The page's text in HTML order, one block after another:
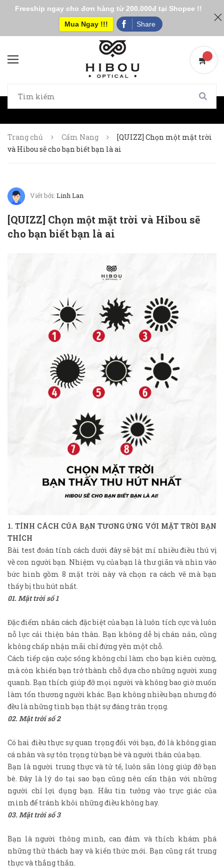
Trang chủ Cẩm Nang
[QUIZZ] Chọn một mặt trời
và Hibou sẽ cho bạn biết bạn là ai
Viết bởi: Linh Lan
[QUIZZ] Chọn một mặt trời và Hibou sẽ
cho bạn biết bạn là ai
1. TÍNH CÁCH CỦA BẠN TƯƠNG ỨNG VỚI MẶT TRỜI BẠN
THÍCH
Bài test đoán tính cách dưới đây sẽ bật mí nhiều điều thú vị
về con người bạn. Nhiệm vụ của bạn là thư giãn và nhìn vào
bức hình gồm 8 mặt trời này và chọn ra cách vẽ mà bạn
thấy bị thu hút nhất.
01. Mặt trời số 1
Đặc điểm nhân cách đặc biệt của bạn là luôn tích cực và luôn
nỗ lực cải thiện bản thân. Bạn không dễ bị chán nản, cũng
không chấp nhận mãi chỉ đứng yên một chỗ.
Cách tiếp cận cuộc sống không chỉ làm cho bạn kiên cường,
mà còn khiến bạn trở thành chỗ dựa cho những người xung
quanh. Bạn thích giúp đỡ mọi người và không bao giờ muốn
làm tổn thương người khác. Bạn không nhiều bạn nhưng đó
đều là những tình bạn thật sự đáng trân trọng.
02. Mặt trời số 2
Có hai điều thực sự quan trọng đối với bạn, đó là không gian
cá nhân và sự tôn trọng từ bạn bè và người thân của bạn.
Bạn là người trung thực và tử tế, luôn sãn lòng giúp đỡ bạn
bè. Đây là lý do tại sao bạn cũng nên cẩn thận với những
người chỉ lợi dụng bạn. Hãu tin tưởng vào trực giác của
mình để tránh khỏi những điều không hay.
03. Mặt trời số 3
Bạn là người thông minh, can đảm và thích khám phá
những thử thách hay và kiến thức mới. Bạn cũng rất trung
thực và thẳng thắn.
Freeship ngay cho đơn hàng từ 200.000đ tại Shopee !!
Mua Ngay !!!
Share